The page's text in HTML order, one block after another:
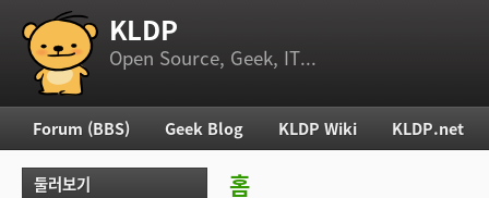
부 메뉴 KLDP
Open Source, Geek, IT...
현재 위치
홈
주 메뉴
Forum (BBS) Geek Blog KLDP Wiki KLDP.net
둘러보기